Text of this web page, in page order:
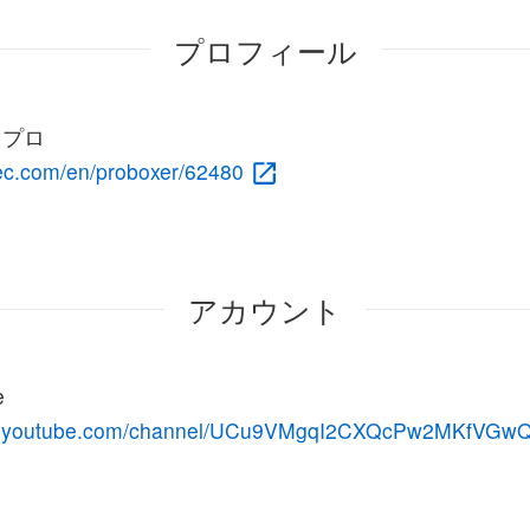
プロフィール
ロ
en/proboxer/62480
アカウント
channel/